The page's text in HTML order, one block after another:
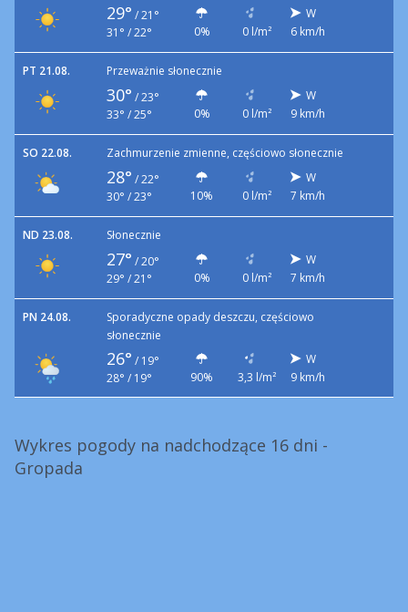
29° / 21°
31° / 22°
0% 0 l/m²
W
6 km/h
PT 21.08. Przeważnie słonecznie
30° / 23°
33° / 25°
0% 0 l/m²
W
9 km/h
SO 22.08. Zachmurzenie zmienne, częściowo słonecznie
28° / 22°
30° / 23°
10% 0 l/m²
W
7 km/h
ND 23.08. Słonecznie
27° / 20°
29° / 21°
0% 0 l/m²
W
7 km/h
PN 24.08.
Sporadyczne opady deszczu, częściowo
słonecznie
26° / 19°
28° / 19°
90% 3,3 l/m²
W
9 km/h
Wykres pogody na nadchodzące 16 dni -
Gropada